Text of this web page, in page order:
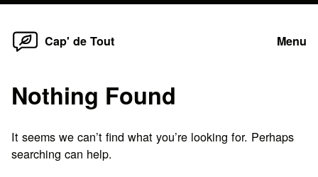
Skip
Cap' de Tout Menu
Nothing Found
It seems we can’t find what you’re looking for. Perhaps
searching can help.